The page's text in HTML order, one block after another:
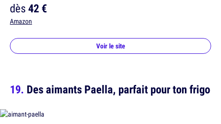
dès42 €
Amazon
Voir le site
Des aimants Paella, parfait pour ton frigo